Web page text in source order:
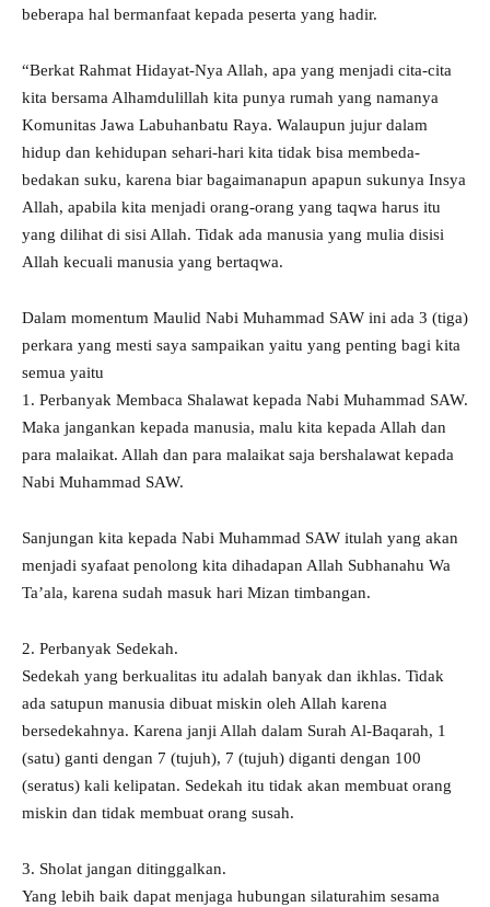
beberapa hal bermanfaat kepada peserta yang hadir.
“Berkat Rahmat Hidayat-Nya Allah, apa yang menjadi cita-cita
kita bersama Alhamdulillah kita punya rumah yang namanya
Komunitas Jawa Labuhanbatu Raya. Walaupun jujur dalam
hidup dan kehidupan sehari-hari kita tidak bisa membeda-
bedakan suku, karena biar bagaimanapun apapun sukunya Insya
Allah, apabila kita menjadi orang-orang yang taqwa harus itu
yang dilihat di sisi Allah. Tidak ada manusia yang mulia disisi
Allah kecuali manusia yang bertaqwa.
Dalam momentum Maulid Nabi Muhammad SAW ini ada 3 (tiga)
perkara yang mesti saya sampaikan yaitu yang penting bagi kita
semua yaitu
1. Perbanyak Membaca Shalawat kepada Nabi Muhammad SAW.
Maka jangankan kepada manusia, malu kita kepada Allah dan
para malaikat. Allah dan para malaikat saja bershalawat kepada
Nabi Muhammad SAW.
Sanjungan kita kepada Nabi Muhammad SAW itulah yang akan
menjadi syafaat penolong kita dihadapan Allah Subhanahu Wa
Ta’ala, karena sudah masuk hari Mizan timbangan.
2. Perbanyak Sedekah.
Sedekah yang berkualitas itu adalah banyak dan ikhlas. Tidak
ada satupun manusia dibuat miskin oleh Allah karena
bersedekahnya. Karena janji Allah dalam Surah Al-Baqarah, 1
(satu) ganti dengan 7 (tujuh), 7 (tujuh) diganti dengan 100
(seratus) kali kelipatan. Sedekah itu tidak akan membuat orang
miskin dan tidak membuat orang susah.
3. Sholat jangan ditinggalkan.
Yang lebih baik dapat menjaga hubungan silaturahim sesama